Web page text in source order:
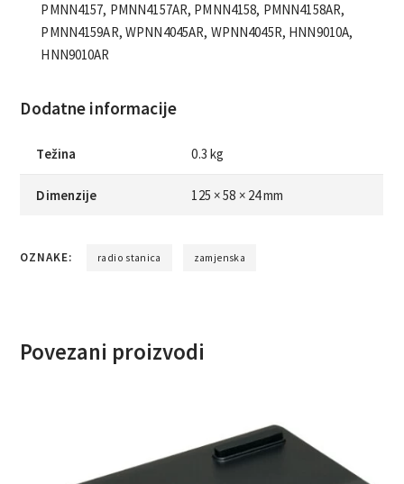
PMNN4157, PMNN4157AR, PMNN4158, PMNN4158AR,
PMNN4159AR, WPNN4045AR, WPNN4045R, HNN9010A,
HNN9010AR
Dodatne informacije
Težina 0.3 kg
Dimenzije 125 × 58 × 24 mm
OZNAKE: radio stanica zamjenska
Povezani proizvodi